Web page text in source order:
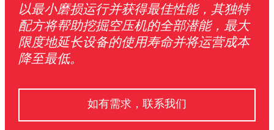
以最小磨损运行并获得最佳性能，其独特
配方将帮助挖掘空压机的全部潜能，最大
限度地延长设备的使用寿命并将运营成本
降至最低。
如有需求，联系我们